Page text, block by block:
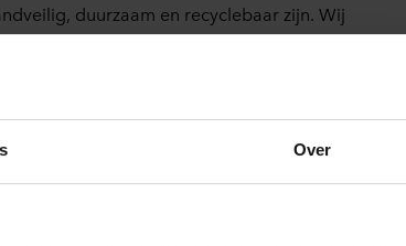
Over
, duurzaam en recyclebaar zijn. Wij
locatieomjouhiermeerovertevertellen.